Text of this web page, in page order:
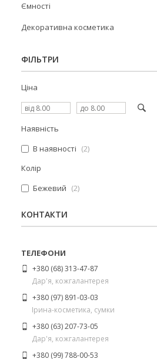
Ємності
Декоративна косметика
ФІЛЬТРИ
Ціна
Наявність
В наявності
2
Колір
Бежевий
2
КОНТАКТИ
+380 (68) 313-47-87
Дар'я, кожгалантерея
+380 (97) 891-03-03
Ірина-косметика, сумки
+380 (63) 207-73-05
Дар'я, кожгалантерея
+380 (99) 788-00-53